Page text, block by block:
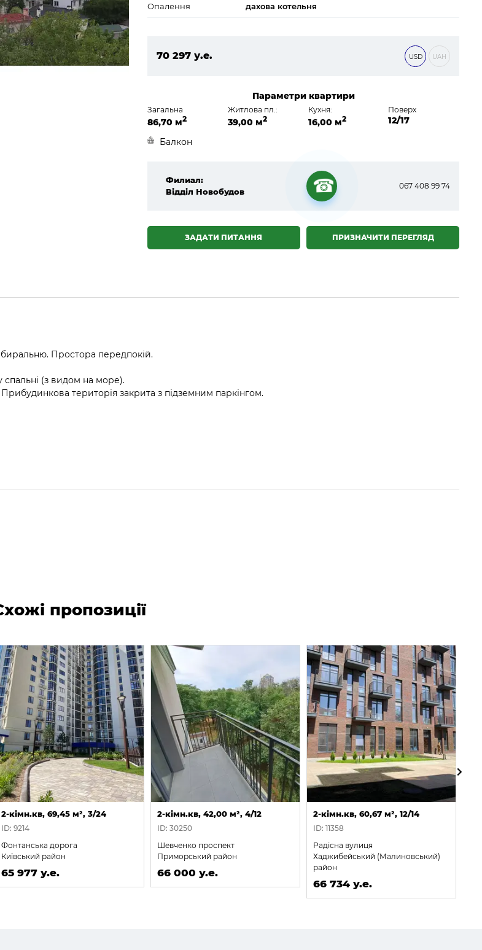
Опалення дахова котельня
70 297 у.е.
USD UAH
Параметри квартири
Загальна
86,70 м2
Житлова пл.:
39,00 м2
Кухня:
16,00 м2
Поверх
12/17
Балкон
Филиал:
Відділ Новобудов
☎
067 408 99 74
ПРИЗНАЧИТИ ПЕРЕГЛЯД
ЗАДАТИ ПИТАННЯ
Простора передпокій.
спальні (з видом на море).
територія закрита з підземним паркінгом.
пропозиції
2-кімн.кв, 69,45 м², 3/24
ID: 9214
Фонтанська дорога
Київський район
65 977 у.е.
2-кімн.кв, 42,00 м², 4/12
ID: 30250
Шевченко проспект
Приморський район
66 000 у.е.
2-кімн.кв, 60,67 м², 12/14
ID: 11358
Радісна вулиця
Хаджибейський (Малиновський)
район
66 734 у.е.